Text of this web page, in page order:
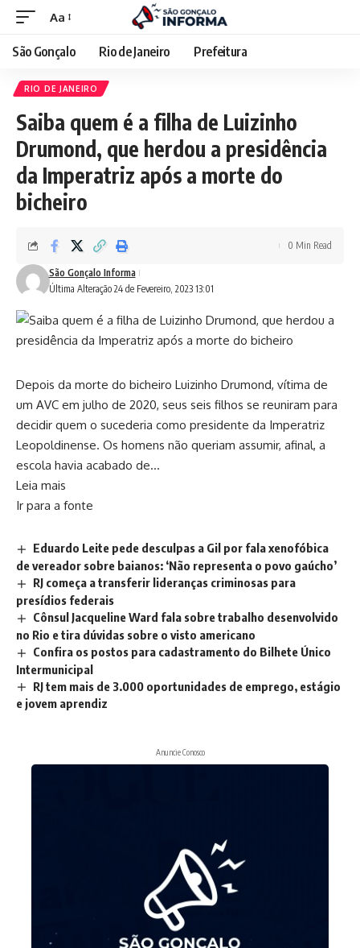
Aa
São Gonçalo Rio de Janeiro Prefeitura
RIO DE JANEIRO
Saiba quem é a filha de Luizinho
Drumond, que herdou a presidência
da Imperatriz após a morte do
bicheiro
Última Alteração 24 de Fevereiro, 2023 13:01
São Gonçalo Informa
0 Min Read
Depois da morte do bicheiro Luizinho Drumond, vítima de
um AVC em julho de 2020, seus seis filhos se reuniram para
decidir quem o sucederia como presidente da Imperatriz
Leopoldinense. Os homens não queriam assumir, afinal, a
escola havia acabado de…
Leia mais
Ir para a fonte
Eduardo Leite pede desculpas a Gil por fala xenofóbica
de vereador sobre baianos: ‘Não representa o povo gaúcho’
RJ começa a transferir lideranças criminosas para
presídios federais
Cônsul Jacqueline Ward fala sobre trabalho desenvolvido
no Rio e tira dúvidas sobre o visto americano
Confira os postos para cadastramento do Bilhete Único
Intermunicipal
RJ tem mais de 3.000 oportunidades de emprego, estágio
e jovem aprendiz
Anuncie Conosco